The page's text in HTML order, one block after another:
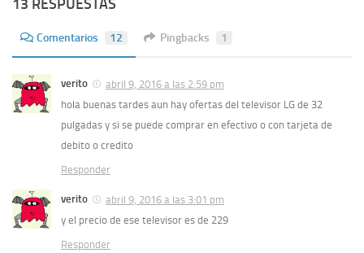
13 RESPUESTAS
Comentarios 12 Pingbacks 1
verito
abril 9, 2016 a las 2:59 pm
hola buenas tardes aun hay ofertas del televisor LG de 32
pulgadas y si se puede comprar en efectivo o con tarjeta de
debito o credito
Responder
verito
abril 9, 2016 a las 3:01 pm
y el precio de ese televisor es de 229
Responder